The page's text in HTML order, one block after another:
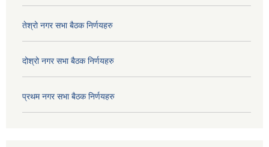
तेश्रो नगर सभा बैठक निर्णयहरु
दोश्रो नगर सभा बैठक निर्णयहरु
प्रथम नगर सभा बैठक निर्णयहरु